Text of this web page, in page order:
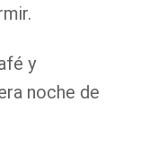
y
noche de